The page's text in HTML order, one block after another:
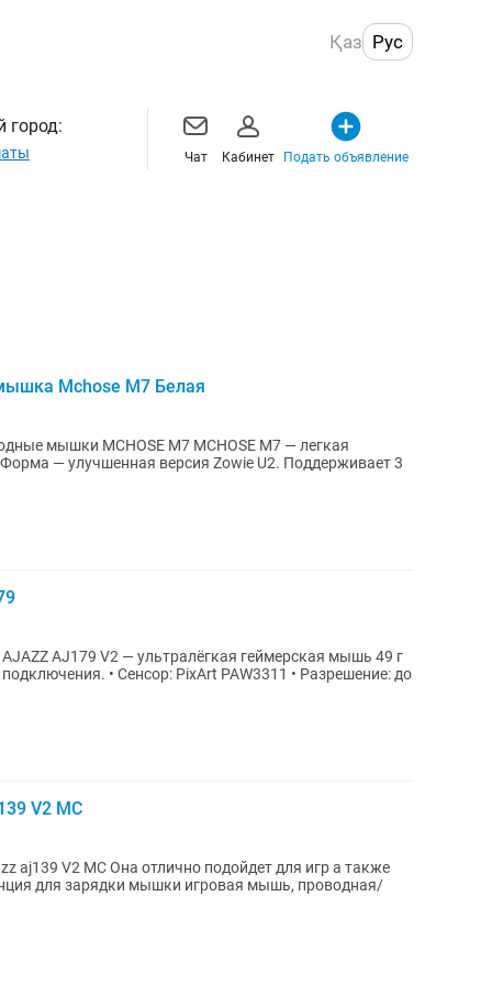
Қаз Рус
город:
Чат Кабинет Подать объявление
Mchose M7 Белая
M7 MCHOSE M7 — легкая
— улучшенная версия Zowie U2. Поддерживает 3
• Разрешение: до
V2 MC
для игр а также